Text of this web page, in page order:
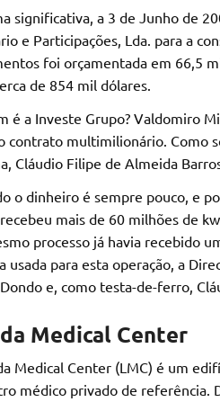
significativa, a 3 de Junho de
e Participações, Lda. para a
foi orçamentada em 66,5
de 854 mil dólares.
é a Investe Grupo? Valdomiro
contrato multimilionário. Como
Cláudio Filipe de Almeida
o dinheiro é sempre pouco, e
mais de 60 milhões de
processo já havia recebido
usada para esta operação, a
e, como testa-de-ferro,
Medical Center
Medical Center (LMC) é um
médico privado de referência.